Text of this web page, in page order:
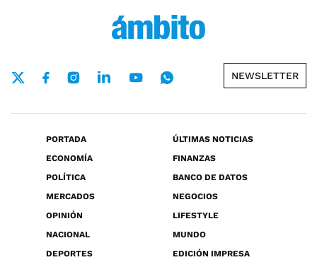
NEWSLETTER
PORTADA
ÚLTIMAS NOTICIAS
ECONOMÍA
FINANZAS
POLÍTICA
BANCO DE DATOS
MERCADOS
NEGOCIOS
OPINIÓN
LIFESTYLE
NACIONAL
MUNDO
DEPORTES
EDICIÓN IMPRESA